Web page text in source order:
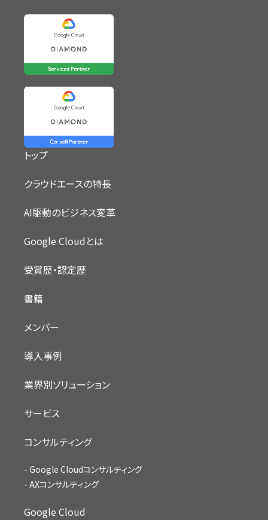
トップ
クラウドエースの特長
AI駆動のビジネス変革
Google Cloudとは
受賞歴・認定歴
書籍
メンバー
導入事例
業界別ソリューション
サービス
コンサルティング
Google Cloudコンサルティング
AXコンサルティング
Google Cloud